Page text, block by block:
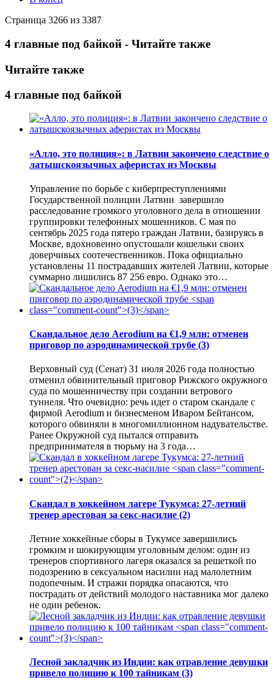
Страница 3266 из 3387
4 главные под байкой - Читайте также
Читайте также
4 главные под байкой
«Алло, это полиция»: в Латвии закончено следствие о
латышскоязычных аферистах из Москвы
Управление по борьбе с киберпреступлениями
Государственной полиции Латвии завершило
расследование громкого уголовного дела в отношении
группировки телефонных мошенников. С мая по
сентябрь 2025 года пятеро граждан Латвии, базируясь в
Москве, вдохновенно опустошали кошельки своих
доверчивых соотечественников. Пока официально
установлены 11 пострадавших жителей Латвии, которые
суммарно лишились 87 256 евро. Однако это…
Скандальное дело Aerodium на €1,9 млн: отменен
приговор по аэродинамической трубе (3)
Верховный суд (Сенат) 31 июля 2026 года полностью
отменил обвинительный приговор Рижского окружного
суда по мошенничеству при создании ветрового
туннеля. Что очевидно: речь идет о старом скандале с
фирмой Aerodium и бизнесменом Иваром Бейтансом,
которого обвиняли в многомиллионном надувательстве.
Ранее Окружной суд пытался отправить
предпринимателя в тюрьму на 3 года…
Скандал в хоккейном лагере Тукумса: 27-летний
тренер арестован за секс-насилие (2)
Летние хоккейные сборы в Тукумсе завершились
громким и шокирующим уголовным делом: один из
тренеров спортивного лагеря оказался за решеткой по
подозрению в сексуальном насилии над малолетним
подопечным. И стражи порядка опасаются, что
пострадать от действий молодого наставника мог далеко
не один ребенок.
Лесной закладчик из Индии: как отравление девушки
привело полицию к 100 тайникам (3)